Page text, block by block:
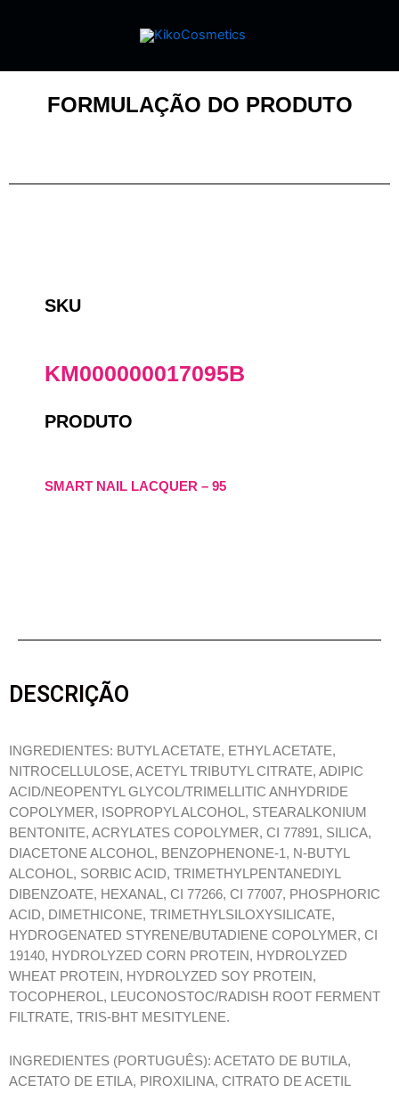
FORMULAÇÃO DO PRODUTO
SKU
KM000000017095B
PRODUTO
SMART NAIL LACQUER – 95
DESCRIÇÃO
INGREDIENTES: BUTYL ACETATE, ETHYL ACETATE,
NITROCELLULOSE, ACETYL TRIBUTYL CITRATE, ADIPIC
ACID/NEOPENTYL GLYCOL/TRIMELLITIC ANHYDRIDE
COPOLYMER, ISOPROPYL ALCOHOL, STEARALKONIUM
BENTONITE, ACRYLATES COPOLYMER, CI 77891, SILICA,
DIACETONE ALCOHOL, BENZOPHENONE-1, N-BUTYL
ALCOHOL, SORBIC ACID, TRIMETHYLPENTANEDIYL
DIBENZOATE, HEXANAL, CI 77266, CI 77007, PHOSPHORIC
ACID, DIMETHICONE, TRIMETHYLSILOXYSILICATE,
HYDROGENATED STYRENE/BUTADIENE COPOLYMER, CI
19140, HYDROLYZED CORN PROTEIN, HYDROLYZED
WHEAT PROTEIN, HYDROLYZED SOY PROTEIN,
TOCOPHEROL, LEUCONOSTOC/RADISH ROOT FERMENT
FILTRATE, TRIS-BHT MESITYLENE.
INGREDIENTES (PORTUGUÊS): ACETATO DE BUTILA,
ACETATO DE ETILA, PIROXILINA, CITRATO DE ACETIL